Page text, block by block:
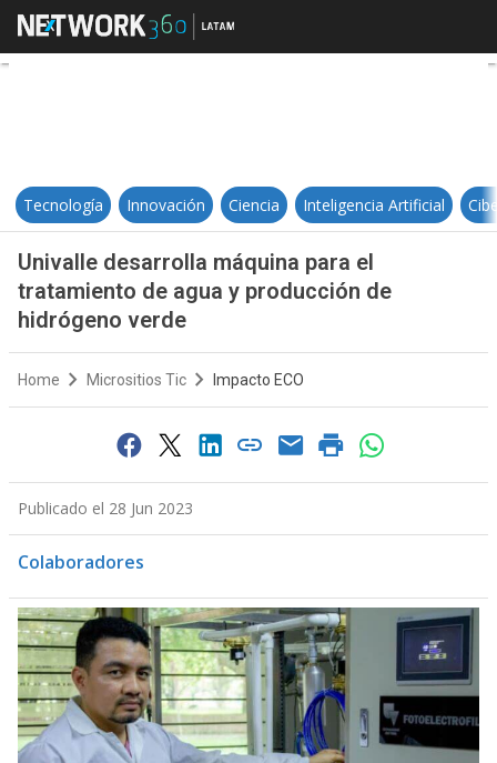
Univalle desarrolla máquina para
Tecnología Innovación Ciencia Inteligencia Artificial
Univalle desarrolla máquina para el
tratamiento de agua y producción de
hidrógeno verde
Home Micrositios Tic Impacto ECO
Publicado el 28 Jun 2023
Colaboradores